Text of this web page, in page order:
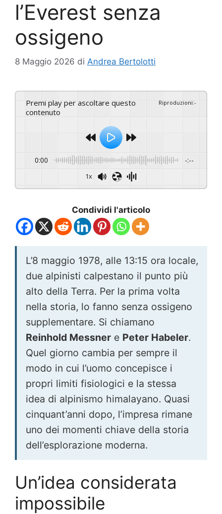
l’Everest senza
ossigeno
8 Maggio 2026 di Andrea Bertolotti
Premi play per ascoltare questo
contenuto
Riproduzioni:-
0:00 -:--
1x
Condividi l'articolo
L’8 maggio 1978, alle 13:15 ora locale,
due alpinisti calpestano il punto più
alto della Terra. Per la prima volta
nella storia, lo fanno senza ossigeno
supplementare. Si chiamano
Reinhold Messner e Peter Habeler.
Quel giorno cambia per sempre il
modo in cui l’uomo concepisce i
propri limiti fisiologici e la stessa
idea di alpinismo himalayano. Quasi
cinquant’anni dopo, l’impresa rimane
uno dei momenti chiave della storia
dell’esplorazione moderna.
Un’idea considerata
impossibile